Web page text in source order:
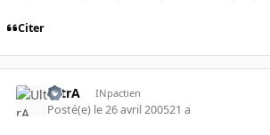
Citer
UltrA INpactien
Posté(e) le 26 avril 200521 a